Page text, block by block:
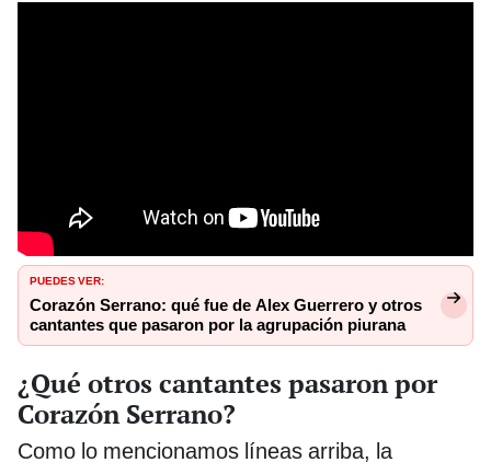
PUEDES VER:
Corazón Serrano: qué fue de Alex Guerrero y otros
cantantes que pasaron por la agrupación piurana
¿Qué otros cantantes pasaron por
Corazón Serrano?
Como lo mencionamos líneas arriba, la